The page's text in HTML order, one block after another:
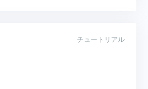
チュートリアル